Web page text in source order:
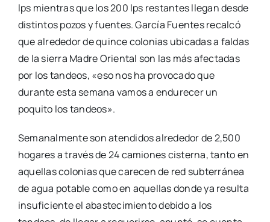
lps mientras que los 200 lps restantes llegan desde
distintos pozos y fuentes. García Fuentes recalcó
que alrededor de quince colonias ubicadas a faldas
de la sierra Madre Oriental son las más afectadas
por los tandeos, «eso nos ha provocado que
durante esta semana vamos a endurecer un
poquito los tandeos».
Semanalmente son atendidos alrededor de 2,500
hogares a través de 24 camiones cisterna, tanto en
aquellas colonias que carecen de red subterránea
de agua potable como en aquellas donde ya resulta
insuficiente el abastecimiento debido a los